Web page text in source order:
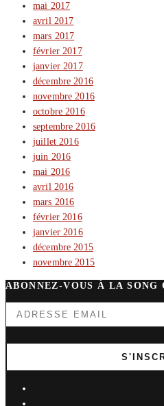
mai 2017
avril 2017
mars 2017
février 2017
janvier 2017
décembre 2016
novembre 2016
octobre 2016
septembre 2016
juillet 2016
juin 2016
mai 2016
avril 2016
mars 2016
février 2016
janvier 2016
décembre 2015
novembre 2015
ABONNEZ-VOUS À LA SONG